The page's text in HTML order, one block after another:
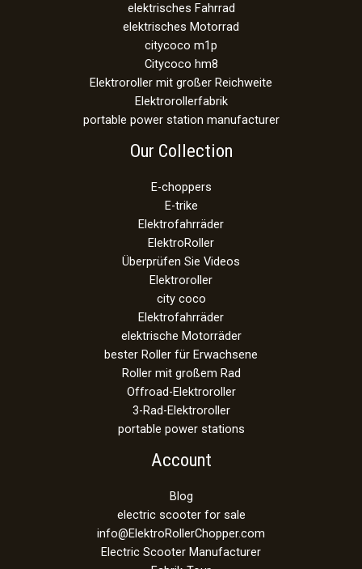
elektrisches Fahrrad
elektrisches Motorrad
citycoco m1p
Citycoco hm8
Elektroroller mit großer Reichweite
Elektrorollerfabrik
portable power station manufacturer
Our Collection
E-choppers
E-trike
Elektrofahrräder
ElektroRoller
Überprüfen Sie Videos
Elektroroller
city coco
Elektrofahrräder
elektrische Motorräder
bester Roller für Erwachsene
Roller mit großem Rad
Offroad-Elektroroller
3-Rad-Elektroroller
portable power stations
Account
Blog
electric scooter for sale
info@ElektroRollerChopper.com
Electric Scooter Manufacturer